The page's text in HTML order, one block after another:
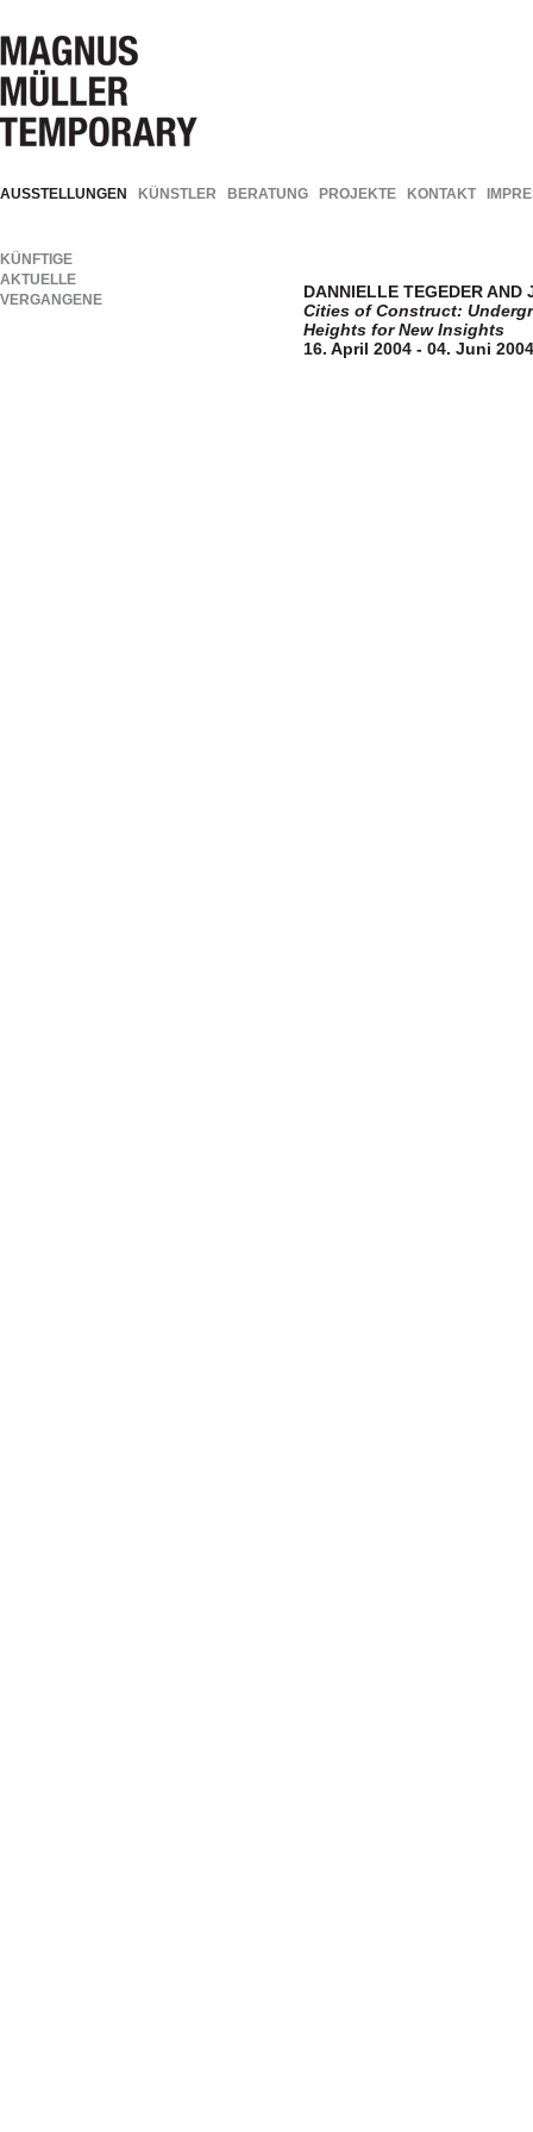
AUSSTELLUNGEN KÜNSTLER BERATUNG PROJEKTE KONTAKT
KÜNFTIGE
AKTUELLE
VERGANGENE
DANNIELLE TEGEDER AND
Cities of Construct:
Heights for New Insights
16. April 2004 - 04. Juni 2004